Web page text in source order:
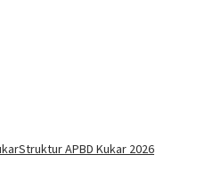
Struktur APBD Kukar 2026